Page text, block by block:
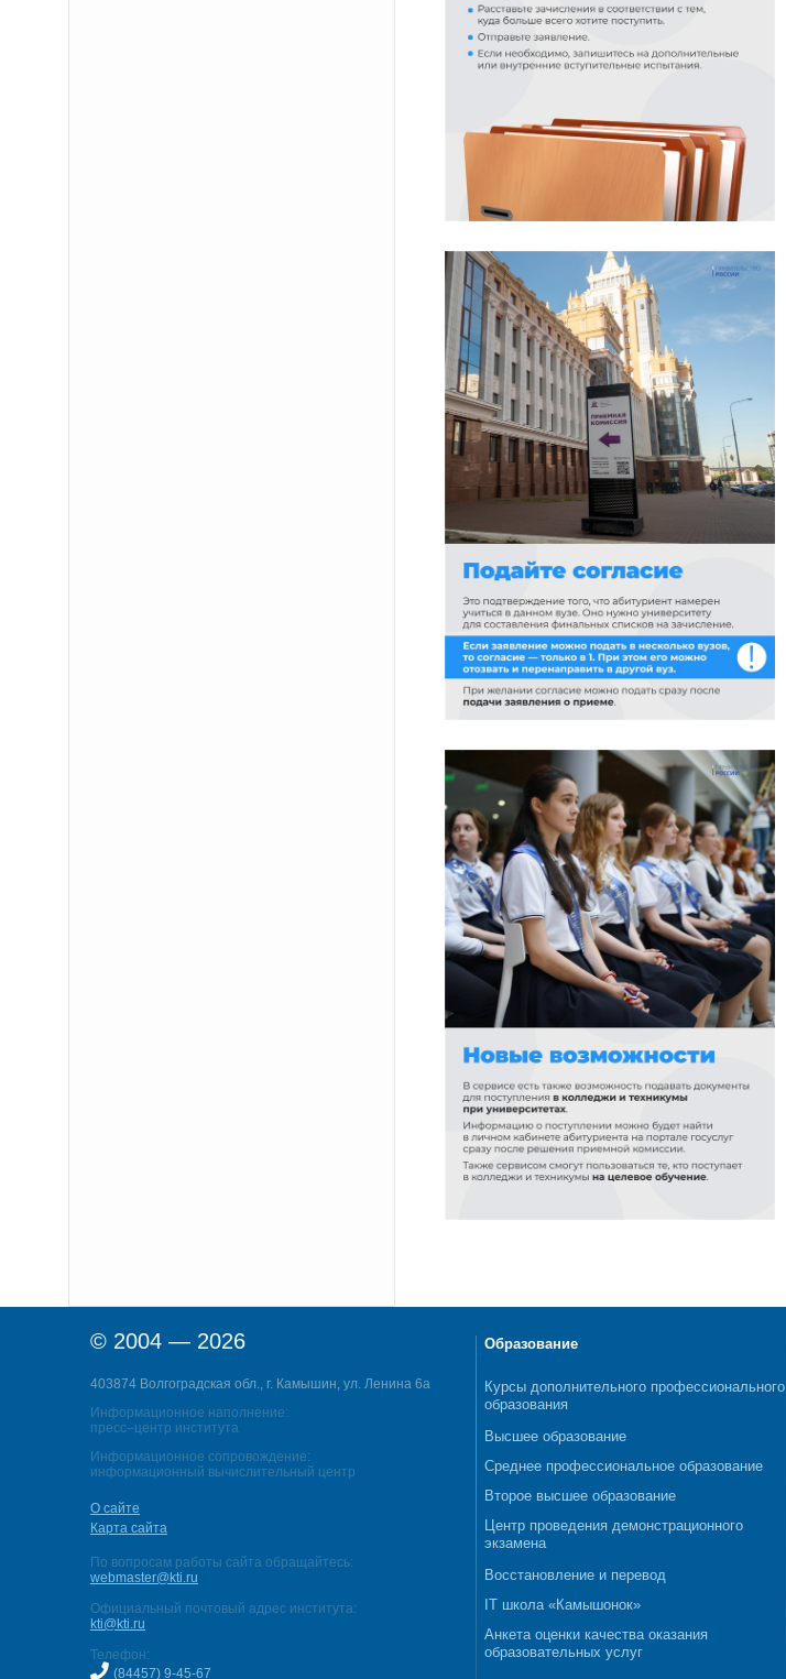
© 2004 — 2026
403874 Волгоградская обл., г. Камышин, ул. Ленина 6а
Информационное наполнение:
пресс–центр института
Информационное сопровождение:
информационный вычислительный центр
О сайте
Карта сайта
По вопросам работы сайта обращайтесь:
webmaster@kti.ru
Официальный почтовый адрес института:
kti@kti.ru
Телефон:
(84457) 9-45-67
Образование
Курсы дополнительного профессионального
образования
Высшее образование
Среднее профессиональное образование
Второе высшее образование
Центр проведения демонстрационного
экзамена
Восстановление и перевод
IT школа «Камышонок»
Анкета оценки качества оказания
образовательных услуг